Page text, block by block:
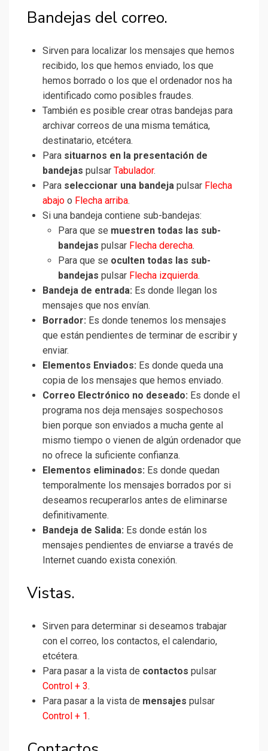
Bandejas del correo.
Sirven para localizar los mensajes que hemos
recibido, los que hemos enviado, los que
hemos borrado o los que el ordenador nos ha
identificado como posibles fraudes.
También es posible crear otras bandejas para
archivar correos de una misma temática,
destinatario, etcétera.
Para situarnos en la presentación de
bandejas pulsar Tabulador.
Para seleccionar una bandeja pulsar Flecha
abajo o Flecha arriba.
Si una bandeja contiene sub-bandejas:
Para que se muestren todas las sub-
bandejas pulsar Flecha derecha.
Para que se oculten todas las sub-
bandejas pulsar Flecha izquierda.
Bandeja de entrada: Es donde llegan los
mensajes que nos envían.
Borrador: Es donde tenemos los mensajes
que están pendientes de terminar de escribir y
enviar.
Elementos Enviados: Es donde queda una
copia de los mensajes que hemos enviado.
Correo Electrónico no deseado: Es donde el
programa nos deja mensajes sospechosos
bien porque son enviados a mucha gente al
mismo tiempo o vienen de algún ordenador que
no ofrece la suficiente confianza.
Elementos eliminados: Es donde quedan
temporalmente los mensajes borrados por si
deseamos recuperarlos antes de eliminarse
definitivamente.
Bandeja de Salida: Es donde están los
mensajes pendientes de enviarse a través de
Internet cuando exista conexión.
Vistas.
Sirven para determinar si deseamos trabajar
con el correo, los contactos, el calendario,
etcétera.
Para pasar a la vista de contactos pulsar
Control + 3.
Para pasar a la vista de mensajes pulsar
Control + 1.